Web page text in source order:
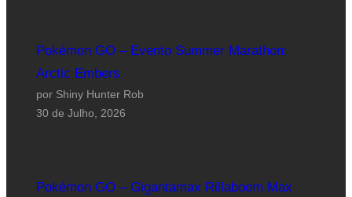
Pokémon GO – Evento Summer Marathon:
Arctic Embers
por Shiny Hunter Rob
30 de Julho, 2026
Pokémon GO – Gigantamax Rillaboom Max